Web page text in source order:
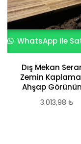
WhatsApp ile
Dış Mekan
Zemin
Ahşap
3.013,98 ₺